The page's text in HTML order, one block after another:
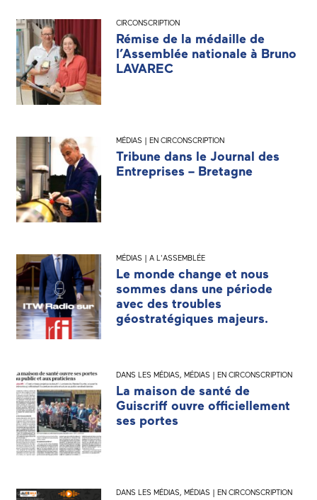
CIRCONSCRIPTION
Rémise de la médaille de
l’Assemblée nationale à Bruno
LAVAREC
MÉDIAS | EN CIRCONSCRIPTION
Tribune dans le Journal des
Entreprises – Bretagne
MÉDIAS | A L'ASSEMBLÉE
Le monde change et nous
sommes dans une période
avec des troubles
géostratégiques majeurs.
DANS LES MÉDIAS, MÉDIAS | EN CIRCONSCRIPTION
La maison de santé de
Guiscriff ouvre officiellement
ses portes
DANS LES MÉDIAS, MÉDIAS | EN CIRCONSCRIPTION